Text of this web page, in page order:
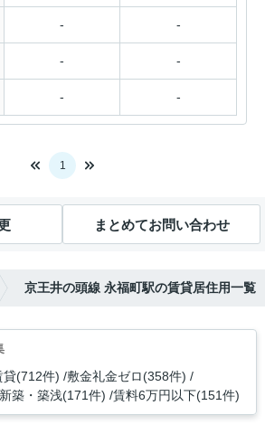
- -
- -
- -
1
まとめてお問い合わせ
京王井の頭線 永福町駅の賃貸居住用一覧
貸(712件) 敷金礼金ゼロ(358件)
築・築浅(171件) 賃料6万円以下(151件)